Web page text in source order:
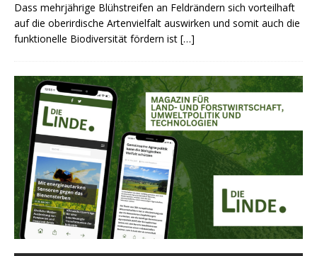
Dass mehrjährige Blühstreifen an Feldrändern sich vorteilhaft
auf die oberirdische Artenvielfalt auswirken und somit auch die
funktionelle Biodiversität fördern ist […]